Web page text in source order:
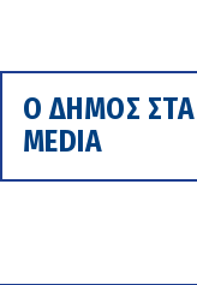
Ο ΔΗΜΟΣ ΣΤΑ
MEDIA